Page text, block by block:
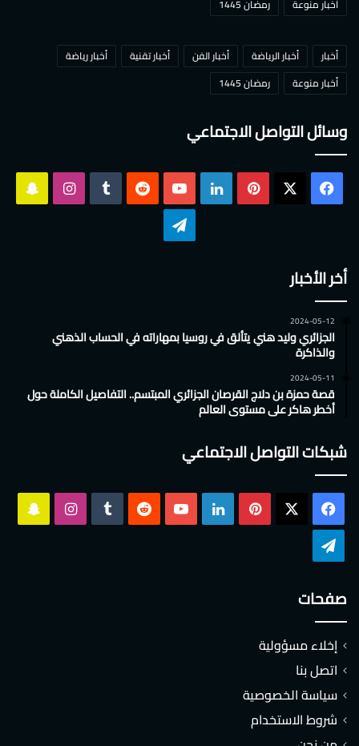
أخبار منوعة
رمضان 1445
أخبار أخبار الرياضة أخبار الفن أخبار تقنية
أخبار رياضة
أخبار منوعة
رمضان 1445
وسائل التواصل الاجتماعي
فيسبوك بينتيريست لينكدإن ‫YouTube انستقرام
أخر الأخبار
2024-05-12
الجزائري وليد هني يتألق في روسيا بمهاراته في الحساب الذهني
والذاكرة
2024-05-11
قصة حمزة بن دلاج القرصان الجزائري المبتسم.. التفاصيل الكاملة حول
أخطر هاكر على مستوى العالم
شبكات التواصل الاجتماعي
فيسبوك بينتيريست لينكدإن ‫YouTube انستقرام
صفحات
إخلاء مسؤولية
اتصل بنا
سياسة الخصوصية
شروط الاستخدام